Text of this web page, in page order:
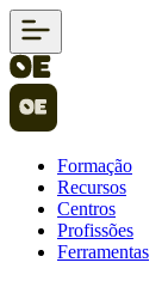
Formação
Recursos
Centros
Profissões
Ferramentas